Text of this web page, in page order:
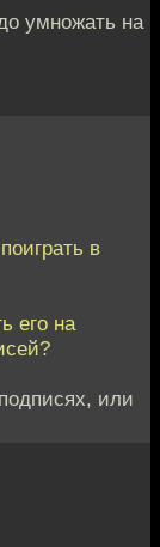
умножать на
в
его на
или